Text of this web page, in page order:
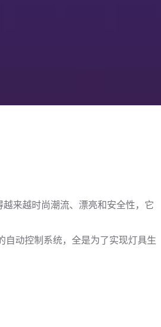
来越时尚潮流、漂亮和安全性，它
动控制系统，全是为了实现灯具生